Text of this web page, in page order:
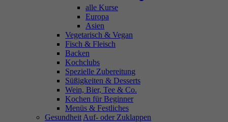
alle Kurse
Europa
Asien
Vegetarisch & Vegan
Fisch & Fleisch
Backen
Kochclubs
Spezielle Zubereitung
Süßigkeiten & Desserts
Wein, Bier, Tee & Co.
Kochen für Beginner
Menüs & Festliches
Gesundheit Auf- oder Zuklappen